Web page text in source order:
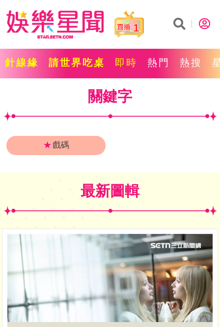
1
針線緣 請世界吃桌 即時 熱門 熱搜
關鍵字
★戲碼
最新圖輯